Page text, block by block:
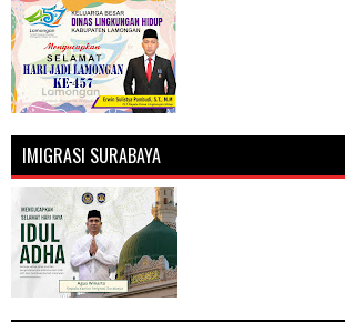
IMIGRASI SURABAYA